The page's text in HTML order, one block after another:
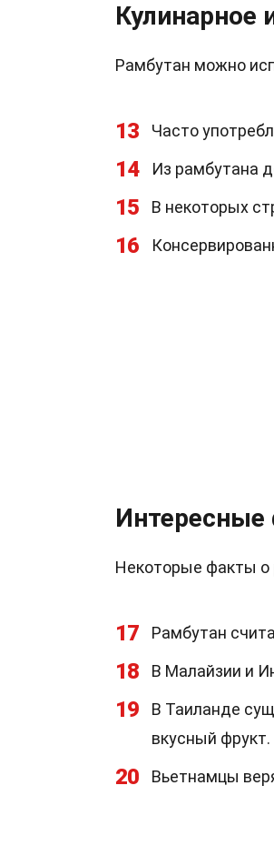
Кулинарное
Рамбутан можно
13 Часто
14 Из рамбутана
15 В некоторых
16
Некоторые факты о
17 Рамбутан
18 В Малайзии и
19
В Таиланде
вкусный фрукт.
20 Вьетнамцы